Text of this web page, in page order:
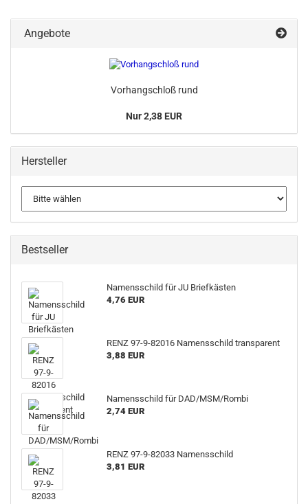
Angebote
Vorhangschloß rund
Nur 2,38 EUR
Hersteller
Bestseller
Namensschild für JU Briefkästen
4,76 EUR
RENZ 97-9-82016 Namensschild transparent
3,88 EUR
Namensschild für DAD/MSM/Rombi
2,74 EUR
RENZ 97-9-82033 Namensschild
3,81 EUR